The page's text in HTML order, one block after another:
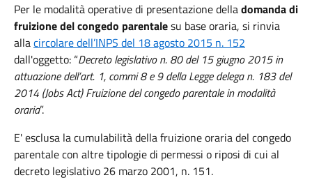
Per le modalità operative di presentazione delladomanda di
fruizione del congedo parentalesu base oraria, si rinvia
allacircolare dell’INPS del 18 agosto 2015 n. 152
dall'oggetto: “Decreto legislativo n. 80 del 15 giugno 2015 in
attuazione dell’art. 1, commi 8 e 9 della Legge delega n. 183 del
2014 (Jobs Act) Fruizione del congedo parentale in modalità
oraria”.
E' esclusa la cumulabilità della fruizione oraria del congedo
parentale con altre tipologie di permessi o riposi di cui al
decreto legislativo 26 marzo 2001, n. 151.